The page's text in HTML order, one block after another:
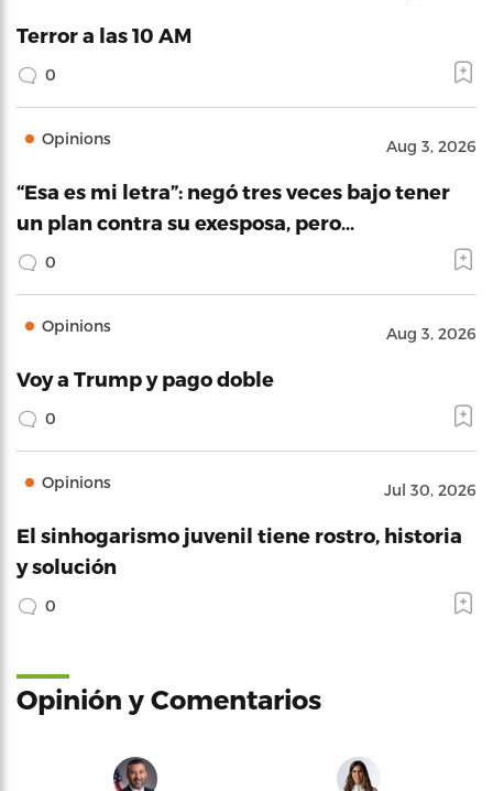
Terror a las 10 AM
0
Opinions Aug 3, 2026
“Esa es mi letra”: negó tres veces bajo tener
un plan contra su exesposa, pero…
0
Opinions Aug 3, 2026
Voy a Trump y pago doble
0
Opinions Jul 30, 2026
El sinhogarismo juvenil tiene rostro, historia
y solución
0
Opinión y Comentarios